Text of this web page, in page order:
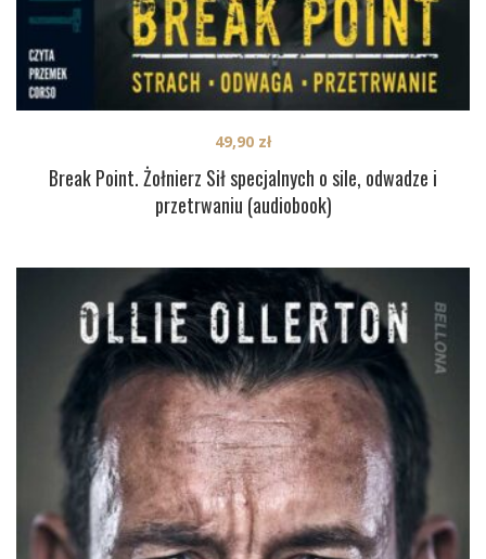
Break Point. Żołnierz Sił specjalnych o sile, odwadze i
przetrwaniu (audiobook)
49,90 zł